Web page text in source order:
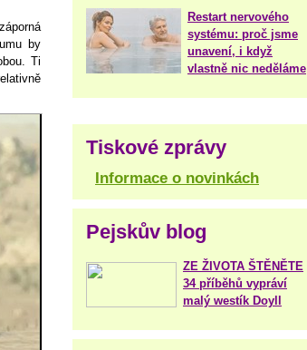
by
Ti
Restart nervového
systému: proč jsme
unavení, i když
vlastně nic neděláme
Tiskové zprávy
Informace o novinkách
Pejskův blog
ZE ŽIVOTA ŠTĚNĚTE
34 příběhů vypráví
malý westík Doyll